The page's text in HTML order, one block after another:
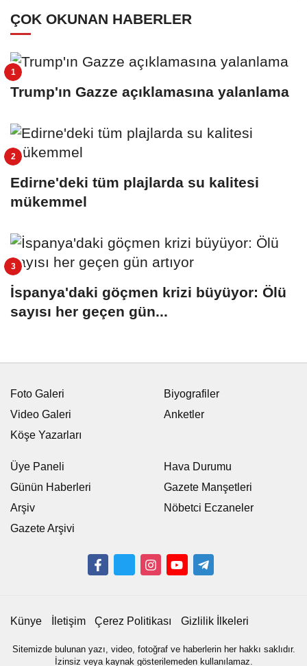
ÇOK OKUNAN HABERLER
Trump'ın Gazze açıklamasına yalanlama
Edirne'deki tüm plajlarda su kalitesi
mükemmel
İspanya'daki göçmen krizi büyüyor: Ölü
sayısı her geçen gün...
Foto Galeri
Video Galeri
Köşe Yazarları
Biyografiler
Anketler
Üye Paneli
Günün Haberleri
Arşiv
Gazete Arşivi
Hava Durumu
Gazete Manşetleri
Nöbetci Eczaneler
Künye İletişim Çerez Politikası Gizlilik İlkeleri
Sitemizde bulunan yazı, video, fotoğraf ve haberlerin her hakkı saklıdır.
İzinsiz veya kaynak gösterilemeden kullanılamaz.